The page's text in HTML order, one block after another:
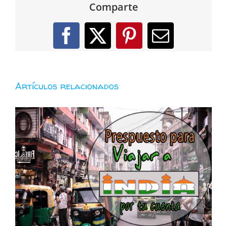
Comparte
Facebook
X PinterestCorreo
Artículos relacionados